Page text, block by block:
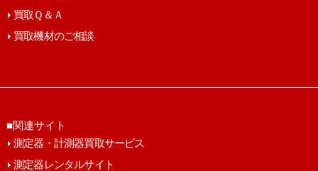
買取Ｑ＆Ａ
買取機材のご相談
■関連サイト
測定器・計測器買取サービス
測定器レンタルサイト